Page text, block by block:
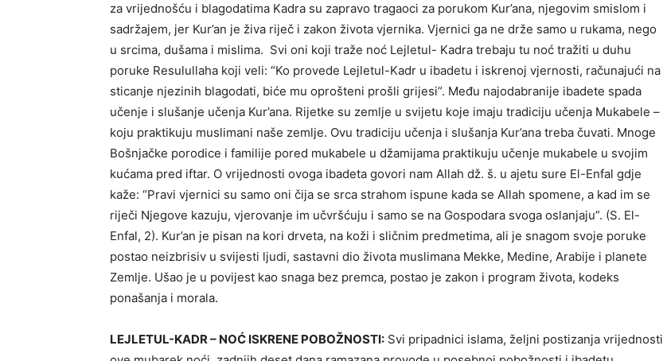
za vrijednošću i blagodatima Kadra su zapravo tragaoci za porukom Kur’ana, njegovim smislom i
sadržajem, jer Kur’an je živa riječ i zakon života vjernika. Vjernici ga ne drže samo u rukama, nego
u srcima, dušama i mislima. Svi oni koji traže noć Lejletul- Kadra trebaju tu noć tražiti u duhu
poruke Resulullaha koji veli: “Ko provede Lejletul-Kadr u ibadetu i iskrenoj vjernosti, računajući na
sticanje njezinih blagodati, biće mu oprošteni prošli grijesi”. Među najodabranije ibadete spada
učenje i slušanje učenja Kur’ana. Rijetke su zemlje u svijetu koje imaju tradiciju učenja Mukabele –
koju praktikuju muslimani naše zemlje. Ovu tradiciju učenja i slušanja Kur’ana treba čuvati. Mnoge
Bošnjačke porodice i familije pored mukabele u džamijama praktikuju učenje mukabele u svojim
kućama pred iftar. O vrijednosti ovoga ibadeta govori nam Allah dž. š. u ajetu sure El-Enfal gdje
kaže: “Pravi vjernici su samo oni čija se srca strahom ispune kada se Allah spomene, a kad im se
riječi Njegove kazuju, vjerovanje im učvršćuju i samo se na Gospodara svoga oslanjaju”. (S. El-
Enfal, 2). Kur’an je pisan na kori drveta, na koži i sličnim predmetima, ali je snagom svoje poruke
postao neizbrisiv u svijesti ljudi, sastavni dio života muslimana Mekke, Medine, Arabije i planete
Zemlje. Ušao je u povijest kao snaga bez premca, postao je zakon i program života, kodeks
ponašanja i morala.
LEJLETUL-KADR – NOĆ ISKRENE POBOŽNOSTI: Svi pripadnici islama, željni postizanja vrijednosti